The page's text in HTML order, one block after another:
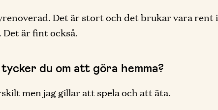
Det är stort och det brukar vara rent i
Det är fint också.
du om att göra hemma?
men jag gillar att spela och att äta.